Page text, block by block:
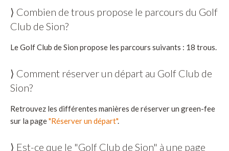
⟩ Combien de trous propose le parcours du Golf
Club de Sion?
Le Golf Club de Sion propose les parcours suivants : 18 trous.
⟩ Comment réserver un départ au Golf Club de
Sion?
Retrouvez les différentes manières de réserver un green-fee
sur la page"Réserver un départ".
⟩ Est-ce que le "Golf Club de Sion" à une page